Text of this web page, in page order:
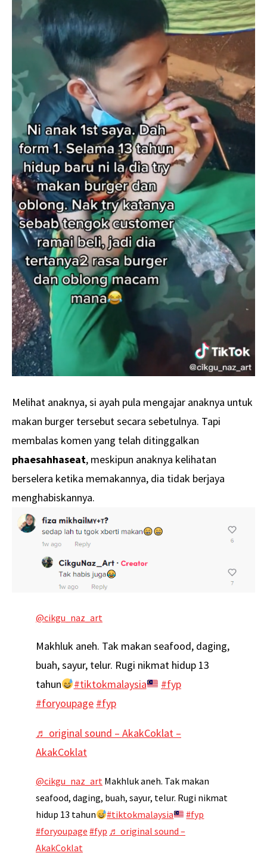
Melihat anaknya, si ayah pula mengajar anaknya untuk
makan burger tersebut secara sebetulnya. Tapi
membalas komen yang telah ditinggalkan
phaesahhaseat, meskipun anaknya kelihatan
berselera ketika memakannya, dia tidak berjaya
menghabiskannya.
@cikgu_naz_art
Makhluk aneh. Tak makan seafood, daging,
buah, sayur, telur. Rugi nikmat hidup 13
tahun
#tiktokmalaysia
#fyp
#foryoupage #fyp
♬ original sound – AkakCoklat –
AkakCoklat
@cikgu_naz_art Makhluk aneh. Tak makan
seafood, daging, buah, sayur, telur. Rugi nikmat
hidup 13 tahun
#tiktokmalaysia
#fyp
#foryoupage #fyp ♬ original sound –
AkakCoklat